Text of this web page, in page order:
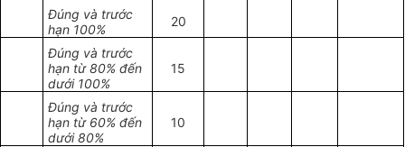
Đúng và trước
hạn 100%
20
Đúng và trước
hạn từ 80% đến
dưới 100%
15
Đúng và trước
hạn từ 60% đến
dưới 80%
10